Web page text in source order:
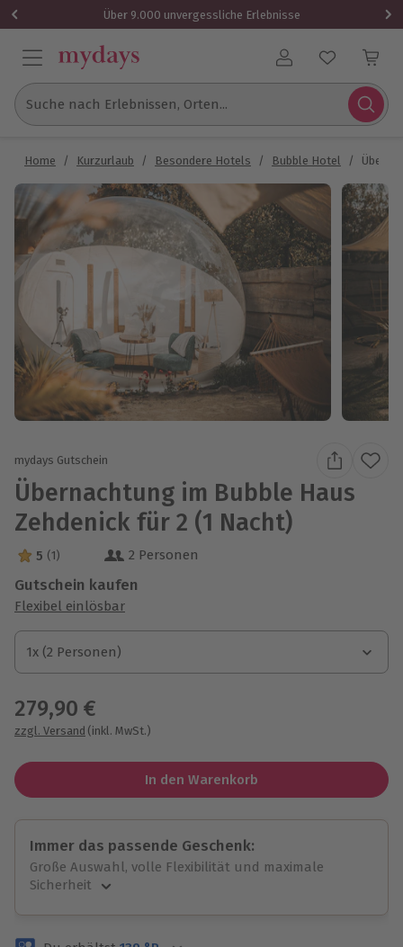
Über 9.000 unvergessliche Erlebnisse
Benutzerkonto
Suche nach Erlebnissen, Orten...
Home / Kurzurlaub / Besondere Hotels / Bubble Hotel /
mydays Gutschein
Übernachtung im Bubble Haus
Zehdenick für 2 (1 Nacht)
5 Sterne von 5 aus 1 Bewertungen
5 (1) 2 Personen
Gutschein kaufen
Flexibel einlösbar
1x (2 Personen)
1x (2 Personen)
1x (2 Personen)
279,90 €
zzgl. Versand (inkl. MwSt.)
In den Warenkorb
Immer das passende Geschenk:
Große Auswahl, volle Flexibilität und maximale
Sicherheit